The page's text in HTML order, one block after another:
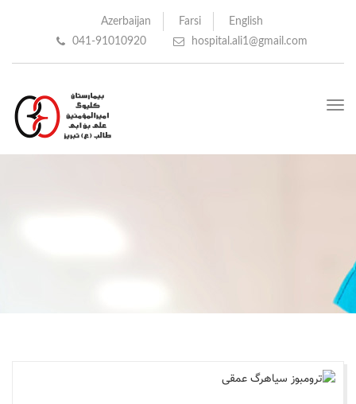
English
Farsi
Azerbaijan
hospital.ali1@gmail.com
041-91010920
Toggle